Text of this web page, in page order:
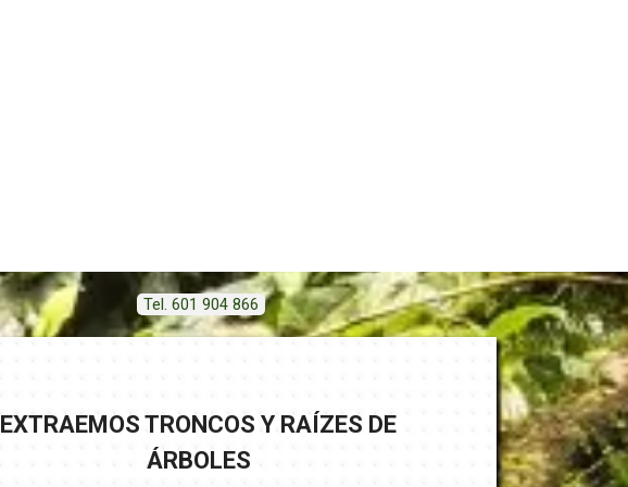
Tel. 601 904 866
EXTRAEMOS TRONCOS Y RAÍZES DE
ÁRBOLES